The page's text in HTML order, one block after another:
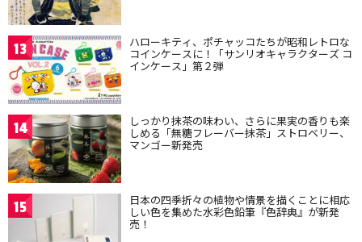
13 ハローキティ、ポチャッコたちが昭和レトロな
コインケースに！「サンリオキャラクターズ コ
インケース」第２弾
14 しっかり抹茶の味わい、さらに果実の香りも楽
しめる「無糖フレーバー抹茶」ストロベリー、
マンゴー新発売
15 日本の四季折々の植物や情景を描くことに相応
しい色を集めた水彩色鉛筆『色辞典』が新発
売！